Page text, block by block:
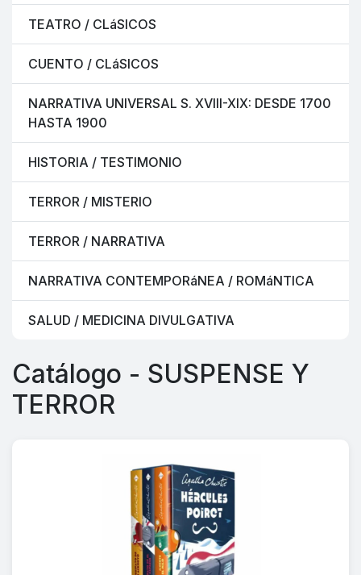
TEATRO / CLáSICOS
CUENTO / CLáSICOS
NARRATIVA UNIVERSAL S. XVIII-XIX: DESDE 1700
HASTA 1900
HISTORIA / TESTIMONIO
TERROR / MISTERIO
TERROR / NARRATIVA
NARRATIVA CONTEMPORáNEA / ROMáNTICA
SALUD / MEDICINA DIVULGATIVA
Catálogo - SUSPENSE Y
TERROR